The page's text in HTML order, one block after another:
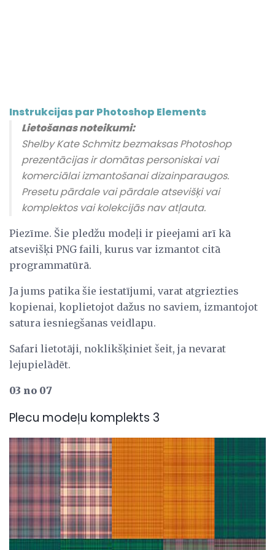
Instrukcijas par Photoshop Elements
Lietošanas noteikumi:
Shelby Kate Schmitz bezmaksas Photoshop
prezentācijas ir domātas personiskai vai
komerciālai izmantošanai dizainparaugos.
Presetu pārdale vai pārdale atsevišķi vai
komplektos vai kolekcijās nav atļauta.
Piezīme. Šie pledžu modeļi ir pieejami arī kā
atsevišķi PNG faili, kurus var izmantot citā
programmatūrā.
Ja jums patika šie iestatījumi, varat atgriezties
kopienai, koplietojot dažus no saviem, izmantojot
satura iesniegšanas veidlapu.
Safari lietotāji, noklikšķiniet šeit, ja nevarat
lejupielādēt.
03 no 07
Plecu modeļu komplekts 3